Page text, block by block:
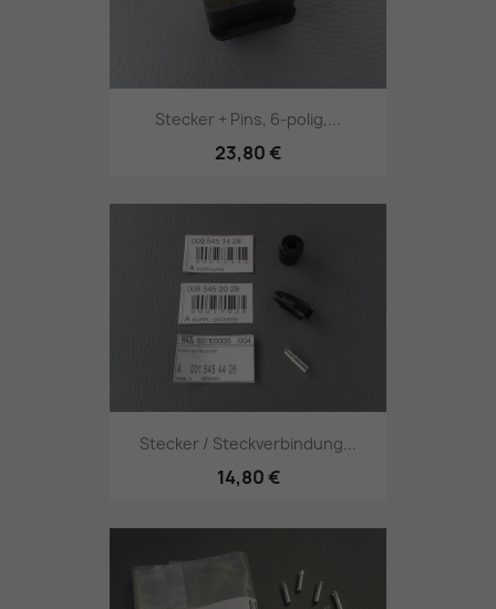
Stecker + Pins, 6-polig,...
23,80 €
Stecker / Steckverbindung...
14,80 €